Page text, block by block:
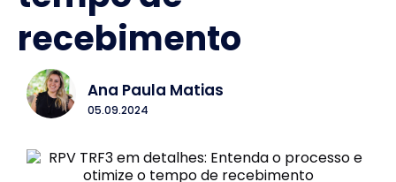
recebimento
Ana Paula Matias
05.09.2024